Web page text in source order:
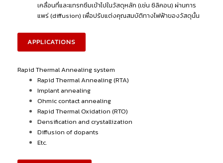
เคลื่อนที่และแทรกซึมเข้าไปในวัสดุหลัก (เช่น ซิลิคอน) ผ่านการ
แพร่ (diffusion) เพื่อปรับแต่งคุณสมบัติทางไฟฟ้าของวัสดุนั้น
APPLICATIONS
Rapid Thermal Annealing system
Rapid Thermal Annealing (RTA)
Implant annealing
Ohmic contact annealing
Rapid Thermal Oxidation (RTO)
Densification and crystallization
Diffusion of dopants
Etc.